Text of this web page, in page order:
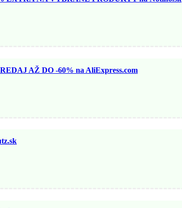
AŽ DO -60% na AliExpress.com